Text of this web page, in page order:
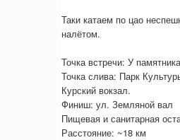
Таки катаем по цао
налётом.
Точка встречи: У
Точка слива: Парк
Курский вокзал.
Финиш: ул. Земляной вал
Пищевая и санитарная
Расстояние: ~18 км